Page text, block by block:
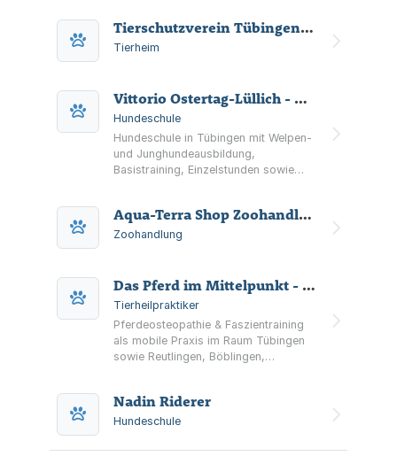
Lehrgängen.
Tierschutzverein Tübingen und Umgebung
Tierheim
Vittorio Ostertag-Lüllich - Dog Training
Hundeschule
Hundeschule in Tübingen mit Welpen-
und Junghundeausbildung,
Basistraining, Einzelstunden sowie
Aqua-Terra Shop Zoohandlung
Zoohandlung
Das Pferd im Mittelpunkt - Sarah Henne
Tierheilpraktiker
Pferdeosteopathie & Faszientraining
als mobile Praxis im Raum Tübingen
sowie Reutlingen, Böblingen,
Ganganalyse und
Trainingsempfehlungen.
Nadin Riderer
Hundeschule